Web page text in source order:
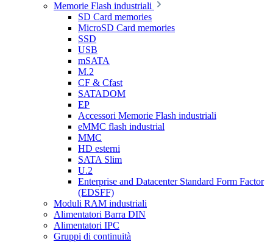
Memorie Flash industriali
SD Card memories
MicroSD Card memories
SSD
USB
mSATA
M.2
CF & Cfast
SATADOM
EP
Accessori Memorie Flash industriali
eMMC flash industrial
MMC
HD esterni
SATA Slim
U.2
Enterprise and Datacenter Standard Form Factor
(EDSFF)
Moduli RAM industriali
Alimentatori Barra DIN
Alimentatori IPC
Gruppi di continuità